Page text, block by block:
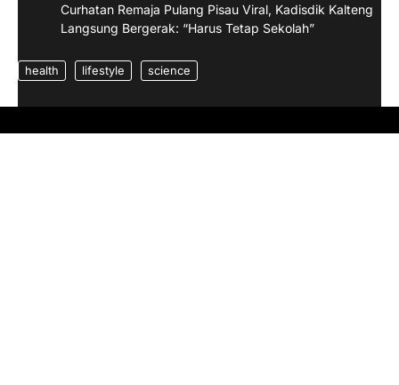
Curhatan Remaja Pulang Pisau Viral, Kadisdik Kalteng
Langsung Bergerak: “Harus Tetap Sekolah”
health lifestyle science